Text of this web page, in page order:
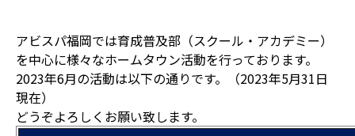
アビスパ福岡では育成普及部（スクール・アカデミー）
を中心に様々なホームタウン活動を行っております。
2023年6月の活動は以下の通りです。（2023年5月31日
現在）
どうぞよろしくお願い致します。